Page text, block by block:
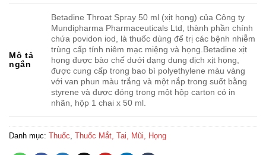
Mô tả
ngắn
Betadine Throat Spray 50 ml (xịt họng) của Công ty
Mundipharma Pharmaceuticals Ltd, thành phần chính
chứa povidon iod, là thuốc dùng để trị các bệnh nhiễm
trùng cấp tính niêm mạc miệng và họng.Betadine xịt
họng được bào chế dưới dạng dung dịch xịt họng,
được cung cấp trong bao bì polyethylene màu vàng
với van phun màu trắng và một nắp trong suốt bằng
styrene và được đóng trong một hộp carton có in
nhãn, hộp 1 chai x 50 ml.
Danh mục: Thuốc Thuốc Mắt, Tai, Mũi, Họng